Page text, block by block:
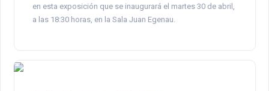
en esta exposición que se inaugurará el martes 30 de abril,
a las 18:30 horas, en la Sala Juan Egenau.